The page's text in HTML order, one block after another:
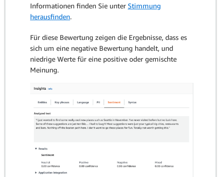
Informationen finden Sie unter Stimmung
herausfinden.
Für diese Bewertung zeigen die Ergebnisse, dass es
sich um eine negative Bewertung handelt, und
niedrige Werte für eine positive oder gemischte
Meinung.